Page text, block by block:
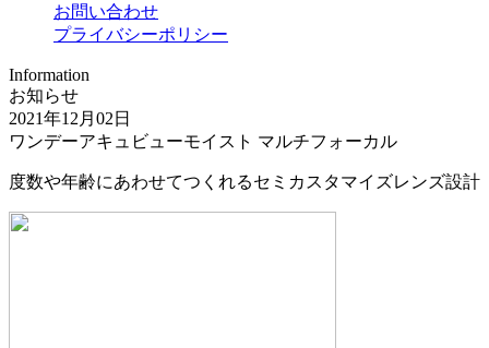
お問い合わせ
プライバシーポリシー
Information
お知らせ
2021年12月02日
ワンデーアキュビューモイスト マルチフォーカル
度数や年齢にあわせてつくれるセミカスタマイズレンズ設計